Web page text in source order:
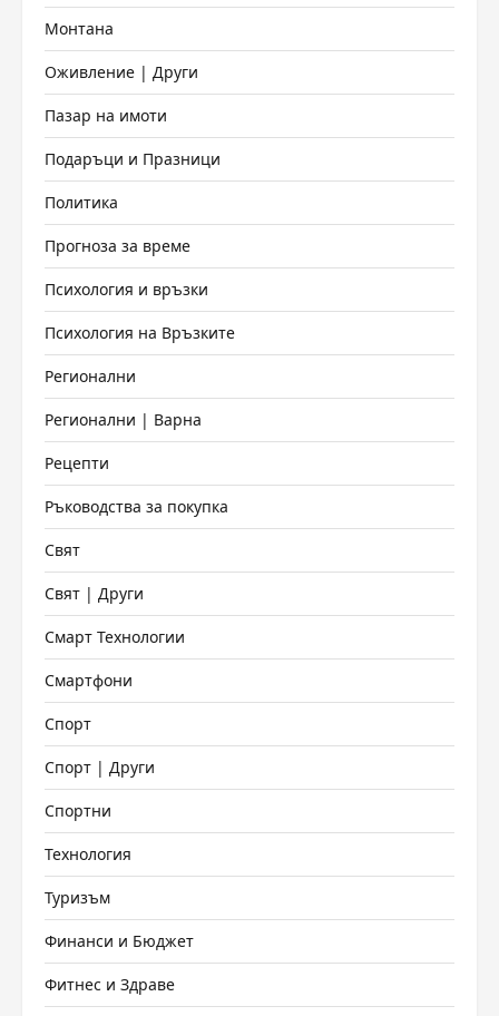
Монтана
Оживление | Други
Пазар на имоти
Подаръци и Празници
Политика
Прогноза за време
Психология и връзки
Психология на Връзките
Регионални
Регионални | Варна
Рецепти
Ръководства за покупка
Свят
Свят | Други
Смарт Технологии
Смартфони
Спорт
Спорт | Други
Спортни
Технология
Туризъм
Финанси и Бюджет
Фитнес и Здраве